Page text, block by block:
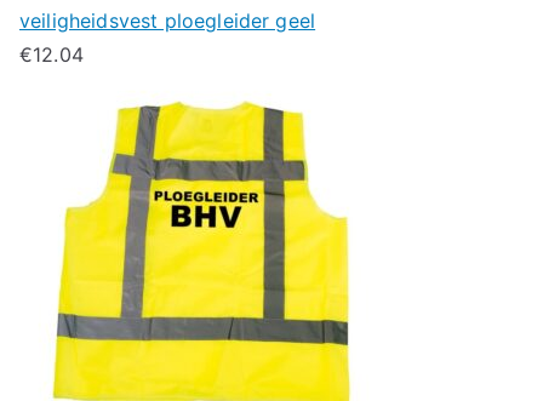
veiligheidsvest ploegleider geel
€12.04